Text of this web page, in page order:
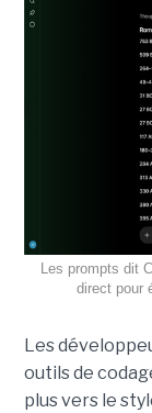
Les prompts dit
direct pour
Les
outils de
plus vers le